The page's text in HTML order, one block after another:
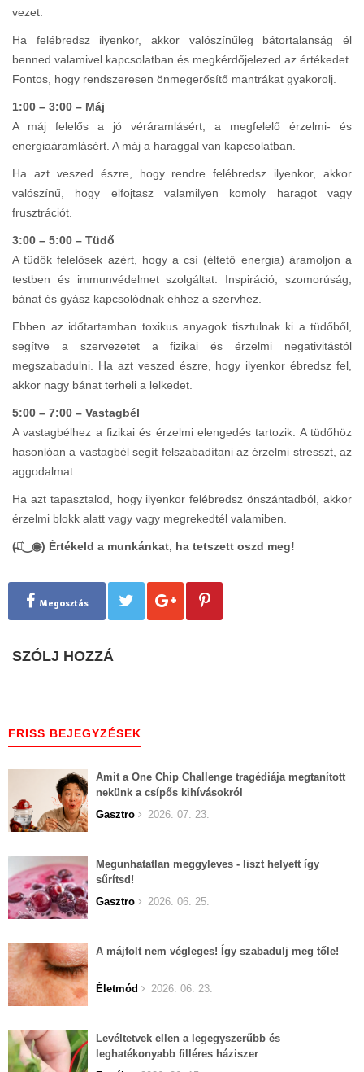
vezet.
Ha felébredsz ilyenkor, akkor valószínűleg bátortalanság él
benned valamivel kapcsolatban és megkérdőjelezed az értékedet.
Fontos, hogy rendszeresen önmegerősítő mantrákat gyakorolj.
1:00 – 3:00 – Máj
A máj felelős a jó véráramlásért, a megfelelő érzelmi- és
energiaáramlásért. A máj a haraggal van kapcsolatban.
Ha azt veszed észre, hogy rendre felébredsz ilyenkor, akkor
valószínű, hogy elfojtasz valamilyen komoly haragot vagy
frusztrációt.
3:00 – 5:00 – Tüdő
A tüdők felelősek azért, hogy a csí (éltető energia) áramoljon a
testben és immunvédelmet szolgáltat. Inspiráció, szomorúság,
bánat és gyász kapcsolódnak ehhez a szervhez.
Ebben az időtartamban toxikus anyagok tisztulnak ki a tüdőből,
segítve a szervezetet a fizikai és érzelmi negativitástól
megszabadulni. Ha azt veszed észre, hogy ilyenkor ébredsz fel,
akkor nagy bánat terheli a lelkedet.
5:00 – 7:00 – Vastagbél
A vastagbélhez a fizikai és érzelmi elengedés tartozik. A tüdőhöz
hasonlóan a vastagbél segít felszabadítani az érzelmi stresszt, az
aggodalmat.
Ha azt tapasztalod, hogy ilyenkor felébredsz önszántadból, akkor
érzelmi blokk alatt vagy vagy megrekedtél valamiben.
(̶◉͛‿◉̶) Értékeld a munkánkat, ha tetszett oszd meg!
Megosztás
SZÓLJ HOZZÁ
FRISS BEJEGYZÉSEK
Amit a One Chip Challenge tragédiája megtanított
nekünk a csípős kihívásokról
Gasztro
2026. 07. 23.
Megunhatatlan meggyleves - liszt helyett így
sűrítsd!
Gasztro
2026. 06. 25.
A májfolt nem végleges! Így szabadulj meg tőle!
Életmód 2026. 06. 23.
Levéltetvek ellen a legegyszerűbb és
leghatékonyabb filléres háziszer